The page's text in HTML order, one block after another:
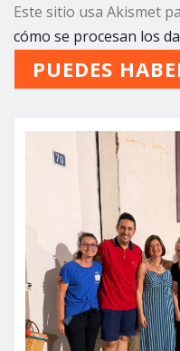
Este sitio usa Akismet
cómo se procesan los
PUEDES